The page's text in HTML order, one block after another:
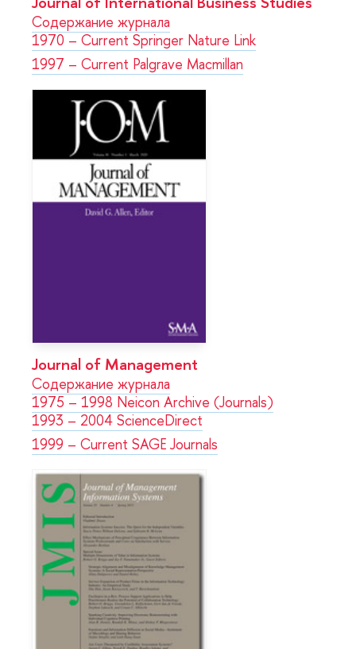
Содержание журнала
1970 – Current Springer Nature Link
1997 – Current Palgrave Macmillan
Journal of Management
Содержание журнала
1975 – 1998 Neicon Archive (Journals)
1993 – 2004 ScienceDirect
1999 – Current SAGE Journals